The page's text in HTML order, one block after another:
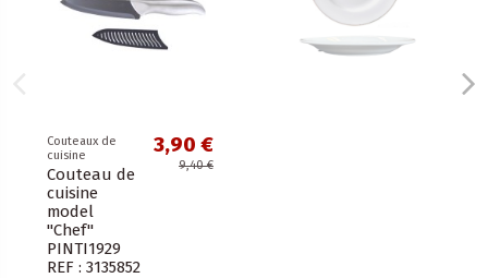
Couteaux de
cuisine
Couteau de
cuisine
model
"Chef"
PINTI1929
REF : 3135852
3,90 €
9,40 €